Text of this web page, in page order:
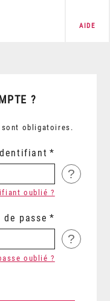
AIDE
?
sont obligatoires.
Identifiant
?
oublié ?
de passe
?
oublié ?